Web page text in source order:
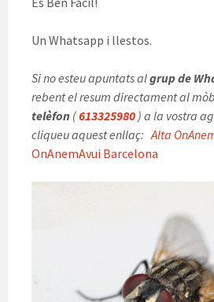
Un Whatsapp i llestos.
Si no esteu apuntats algrup de
rebent el resum directament al
telèfon (613325980 ) a la vostra
cliqueu aquest enllaç: Alta
OnAnemAvui Barcelona